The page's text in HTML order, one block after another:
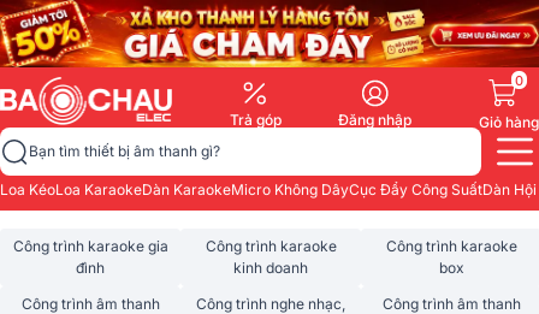
Trả góp Đăng nhập
0
Giỏ hàng
Bạn tìm thiết bị âm thanh gì?
Loa KéoLoa KaraokeDàn KaraokeMicro Không DâyCục Đẩy Công SuấtDàn
Công trình karaoke gia
đình
Công trình karaoke
kinh doanh
Công trình karaoke
box
Công trình âm thanh
Công trình nghe nhạc,
Công trình âm thanh